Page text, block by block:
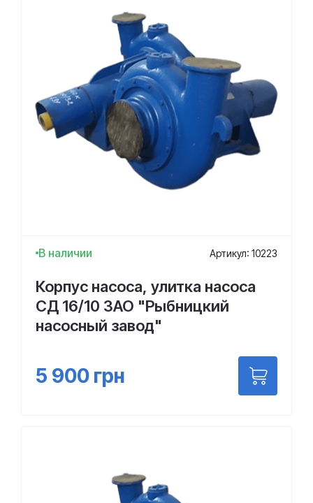
В наличии Артикул: 10223
Корпус насоса, улитка насоса
СД 16/10 ЗАО "Рыбницкий
насосный завод"
5 900 грн